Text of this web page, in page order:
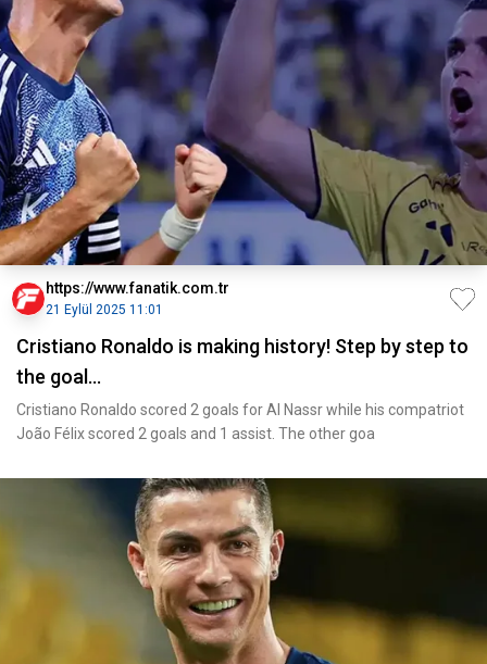
https://www.fanatik.com.tr
21 Eylül 2025 11:01
Cristiano Ronaldo is making history! Step by step to
the goal...
Cristiano Ronaldo scored 2 goals for Al Nassr while his compatriot
João Félix scored 2 goals and 1 assist. The other goa